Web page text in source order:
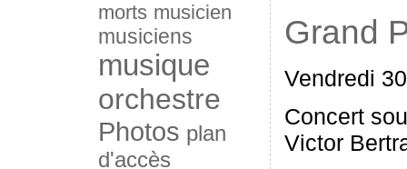
morts musicien
musiciens
musique
orchestre
Photos plan
d'accès
Grand
Vendredi
Concert
Victor